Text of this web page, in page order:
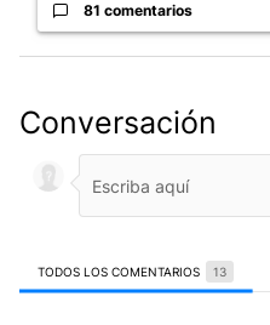
81 comentarios
Conversación
TODOS LOS COMENTARIOS 13